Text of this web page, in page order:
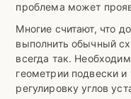
проблема может
Многие считают, что
выполнить обычный
всегда так.
геометрии подвески и
регулировку углов